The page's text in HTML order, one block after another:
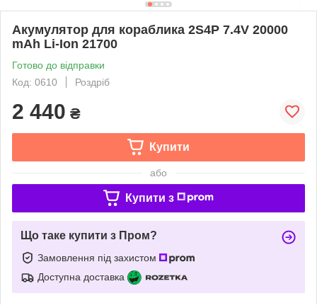
Акумулятор для кораблика 2S4P 7.4V 20000
mAh Li-Ion 21700
Готово до відправки
Код: 0610
Роздріб
2 440 ₴
Купити
або
Купити з
Що таке купити з Пром?
Замовлення під захистом
Доступна доставка